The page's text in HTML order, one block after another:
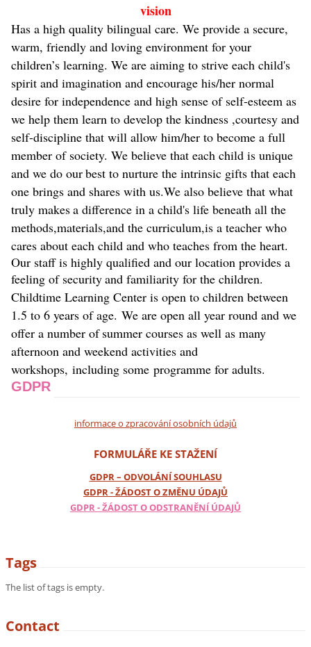
vision
Has a high quality bilingual care. We provide a secure,
warm, friendly and loving environment for your
children’s learning. We are aiming to strive each child's
spirit and imagination and encourage his/her normal
desire for independence and high sense of self-esteem as
we help them learn to develop the kindness ,courtesy and
self-discipline that will allow him/her to become a full
member of society. We believe that each child is unique
and we do ourbest to nurture the intrinsic gifts that each
one brings and shares with us.We also believe that what
truly makesa difference in a child's life beneath all the
methods,materials,and the curriculum,is a teacher who
cares about each child and who teaches from the heart.
Our staff is highly qualified and our location provides a
feeling of securityand familiarity for the children.
Childtime Learning Center is open to children between
1.5 to 6 years of age. We are open all year round and we
offer a number ofsummer courses as well as many
afternoon and weekend activities and
workshops, including some programme for adults.
GDPR
informace o zpracování osobních údajů
FORMULÁŘE KE STAŽENÍ
GDPR – ODVOLÁNÍ SOUHLASU
GDPR - ŽÁDOST O ZMĚNU ÚDAJŮ
GDPR - ŽÁDOST O ODSTRANĚNÍ ÚDAJŮ
Tags
The list of tags is empty.
Contact